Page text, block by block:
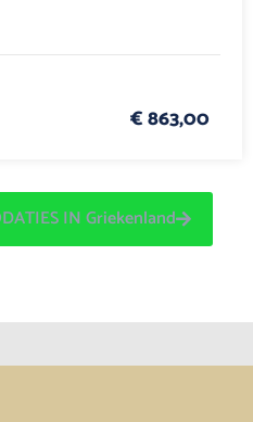
€ 863,00
IN Griekenland